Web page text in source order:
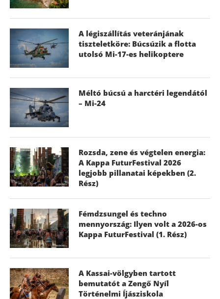
A légiszállítás veteránjának
tiszteletköre: Búcsúzik a flotta
utolsó Mi-17-es helikoptere
Méltó búcsú a harctéri legendától
– Mi-24
Rozsda, zene és végtelen energia:
A Kappa FuturFestival 2026
legjobb pillanatai képekben (2.
Rész)
Fémdzsungel és techno
mennyország: Ilyen volt a 2026-os
Kappa FuturFestival (1. Rész)
A Kassai-völgyben tartott
bemutatót a Zengő Nyíl
Történelmi Íjásziskola